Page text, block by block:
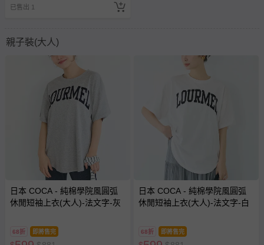
已售出 1
親子裝(大人)
日本 COCA - 純棉學院風圓弧
休閒短袖上衣(大人)-法文字-灰
68折 即將售完
日本 COCA - 純棉學院風圓弧
休閒短袖上衣(大人)-法文字-白
68折 即將售完